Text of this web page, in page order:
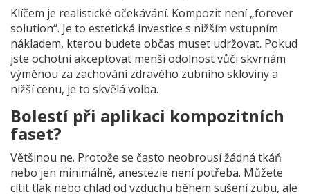
Klíčem je realistické očekávání. Kompozit není „forever
solution“. Je to estetická investice s nižším vstupním
nákladem, kterou budete občas muset udržovat. Pokud
jste ochotni akceptovat menší odolnost vůči skvrnám
výměnou za zachování zdravého zubního skloviny a
nižší cenu, je to skvělá volba.
Bolestí při aplikaci kompozitních
faset?
Většinou ne. Protože se často neobrousí žádná tkáň
nebo jen minimálně, anestezie není potřeba. Můžete
cítit tlak nebo chlad od vzduchu během sušení zubu, ale